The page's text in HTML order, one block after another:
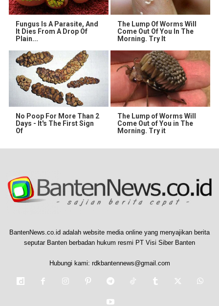
Fungus Is A Parasite, And
It Dies From A Drop Of
Plain...
The Lump Of Worms Will
Come Out Of You In The
Morning. Try It
No Poop For More Than 2
Days - It's The First Sign
Of
The Lump of Worms Will
Come Out of You in The
Morning. Try it
BantenNews.co.id adalah website media online yang menyajikan berita
seputar Banten berbadan hukum resmi PT Visi Siber Banten
Hubungi kami: rdkbantennews@gmail.com